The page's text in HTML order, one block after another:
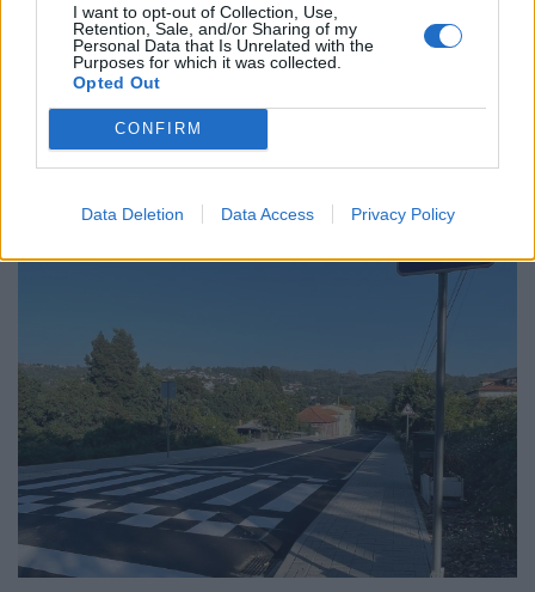
I want to opt-out of Collection, Use,
Retention, Sale, and/or Sharing of my
Personal Data that Is Unrelated with the
Purposes for which it was collected.
Opted Out
CONFIRM
Data Deletion Data Access Privacy Policy